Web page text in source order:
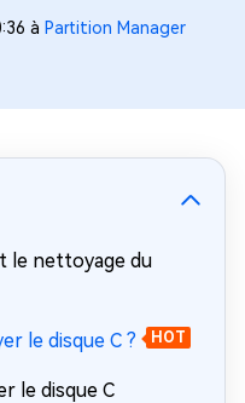
à Partition Manager
le nettoyage du
le disque C ? HOT
le disque C